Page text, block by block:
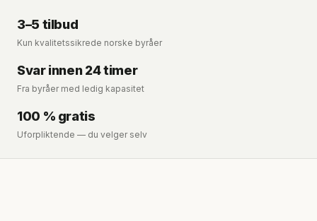
3–5 tilbud
Kun kvalitetssikrede norske byråer
Svar innen 24 timer
Fra byråer med ledig kapasitet
100 % gratis
Uforpliktende — du velger selv